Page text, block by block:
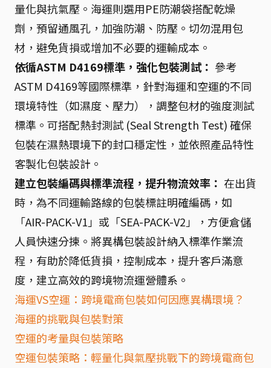
量化與抗氣壓。海運則選用PE防潮袋搭配乾燥
劑，預留通風孔，加強防潮、防壓。切勿混用包
材，避免貨損或增加不必要的運輸成本。
依循ASTM D4169標準，強化包裝測試： 參考
ASTM D4169等國際標準，針對海運和空運的不同
環境特性（如濕度、壓力），調整包材的強度測試
標準。可搭配熱封測試 (Seal Strength Test) 確保
包裝在濕熱環境下的封口穩定性，並依照產品特性
客製化包裝設計。
建立包裝編碼與標準流程，提升物流效率： 在出貨
時，為不同運輸路線的包裝標註明確編碼，如
「AIR-PACK-V1」或「SEA-PACK-V2」，方便倉儲
人員快速分揀。將異構包裝設計納入標準作業流
程，有助於降低貨損，控制成本，提升客戶滿意
度，建立高效的跨境物流運營體系。
海運VS空運：跨境電商包裝如何因應異構環境？
海運的挑戰與包裝對策
空運的考量與包裝策略
空運包裝策略：輕量化與氣壓挑戰下的跨境電商包